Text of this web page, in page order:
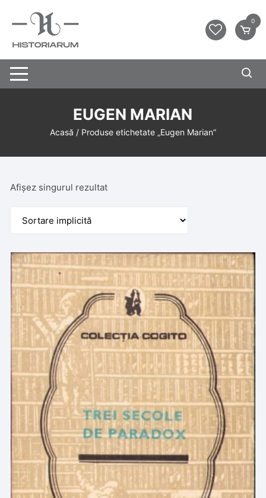
0
EUGEN MARIAN
Acasă / Produse etichetate „Eugen Marian”
Afișez singurul rezultat